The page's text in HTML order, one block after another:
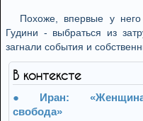
Похоже, впервые у
Гудини - выбраться из
загнали события и
В контексте
Иран:
свобода»